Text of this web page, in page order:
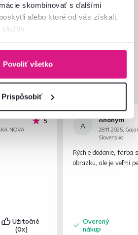
skombinovať s ďalšími
alebo ktoré od vás získali,
Povoliť všetko
Prispôsobiť
výrobku
4,0
očakávaniam
hodnoty a ceny
4,3
NOVA
5hviezdičiek
Užitočné
(0x)
A
Anonym
28.11.2025,
Slovensko
Rýchle dodanie, farba
obrazku, ale je veľmi
Overený
nákup